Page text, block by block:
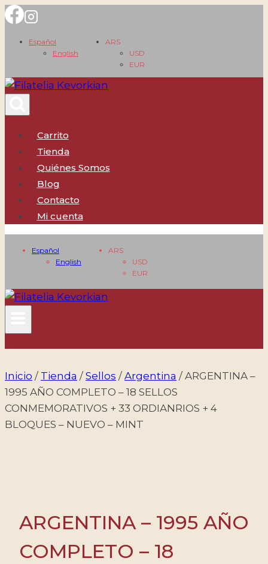
Saltar
contenido
Español
English
ARS
USD
EUR
Carrito
Tienda
Quiénes Somos
Blog
Contacto
Mi cuenta
Español
English
ARS
USD
EUR
Inicio / Tienda / Sellos / Argentina / ARGENTINA –
1995 AÑO COMPLETO – 18 SELLOS
CONMEMORATIVOS + 33 ORDIANRIOS + 4
BLOQUES – NUEVO – MINT
ARGENTINA – 1995 AÑO
COMPLETO – 18